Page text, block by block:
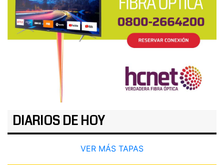
DIARIOS DE HOY
VER MÁS TAPAS